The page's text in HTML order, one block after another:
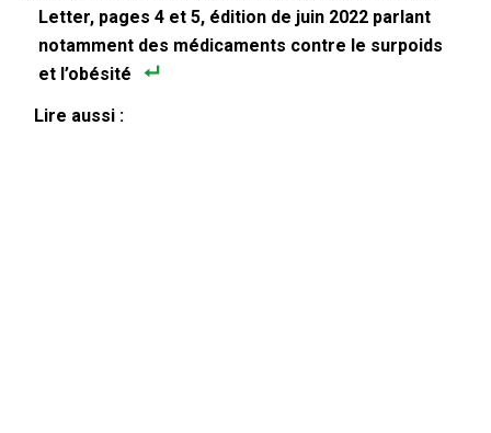
Letter, pages 4 et 5, édition de juin 2022 parlant
notamment des médicaments contre le surpoids
et l’obésité
Lire aussi :